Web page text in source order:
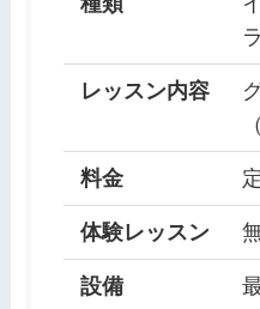
レッスン内容
料金
体験レッスン
設備